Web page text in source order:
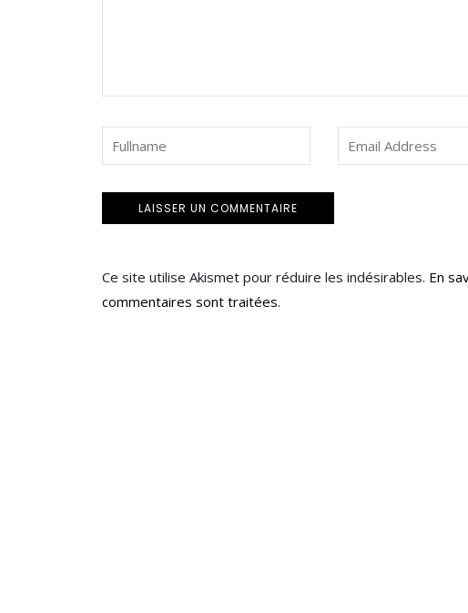
Ce site utilise Akismet pour réduire les indésirables. En
commentaires sont traitées.